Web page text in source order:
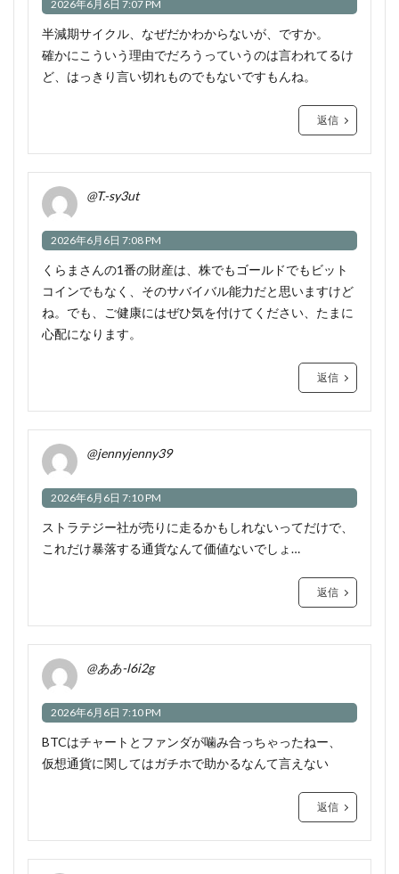
2026年6月6日 7:07 PM
半減期サイクル、なぜだかわからないが、ですか。
確かにこういう理由でだろうっていうのは言われてるけ
ど、はっきり言い切れものでもないですもんね。
返信
@T.-sy3ut
2026年6月6日 7:08 PM
くらまさんの1番の財産は、株でもゴールドでもビット
コインでもなく、そのサバイバル能力だと思いますけど
ね。でも、ご健康にはぜひ気を付けてください、たまに
心配になります。
返信
@jennyjenny39
2026年6月6日 7:10 PM
ストラテジー社が売りに走るかもしれないってだけで、
これだけ暴落する通貨なんて価値ないでしょ…
返信
@ああ-l6i2g
2026年6月6日 7:10 PM
BTCはチャートとファンダが噛み合っちゃったねー、
仮想通貨に関してはガチホで助かるなんて言えない
返信